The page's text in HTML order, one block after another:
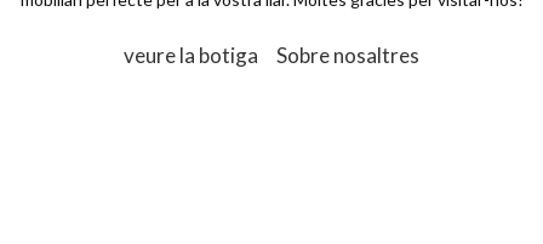
veure la botiga Sobre nosaltres